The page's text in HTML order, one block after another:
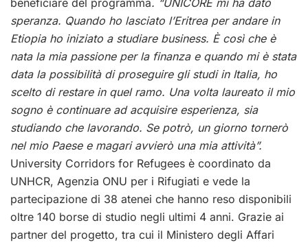
beneficiare del programma. “UNICORE mi ha dato
speranza. Quando ho lasciato l’Eritrea per andare in
Etiopia ho iniziato a studiare business. È così che è
nata la mia passione per la finanza e quando mi è stata
data la possibilità di proseguire gli studi in Italia, ho
scelto di restare in quel ramo. Una volta laureato il mio
sogno è continuare ad acquisire esperienza, sia
studiando che lavorando. Se potrò, un giorno tornerò
nel mio Paese e magari avvierò una mia attività”.
University Corridors for Refugees è coordinato da
UNHCR, Agenzia ONU per i Rifugiati e vede la
partecipazione di 38 atenei che hanno reso disponibili
oltre 140 borse di studio negli ultimi 4 anni. Grazie ai
partner del progetto, tra cui il Ministero degli Affari